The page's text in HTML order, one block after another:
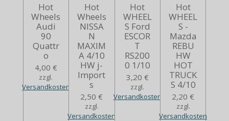
Hot
Wheels
Audi
90
Quattr
o
4,00 €
zzgl.
Versandkosten
Hot
Wheels
NISSA
N
MAXIM
A 4/10
HW j-
Import
s
2,50 €
zzgl.
Versandkosten
Hot
WHEEL
S Ford
ESCOR
T
RS200
0 1/10
3,20 €
zzgl.
Versandkosten
Hot
WHEEL
S -
Mazda
REBU
HW
HOT
TRUCK
S 4/10
2,20 €
zzgl.
Versandkosten